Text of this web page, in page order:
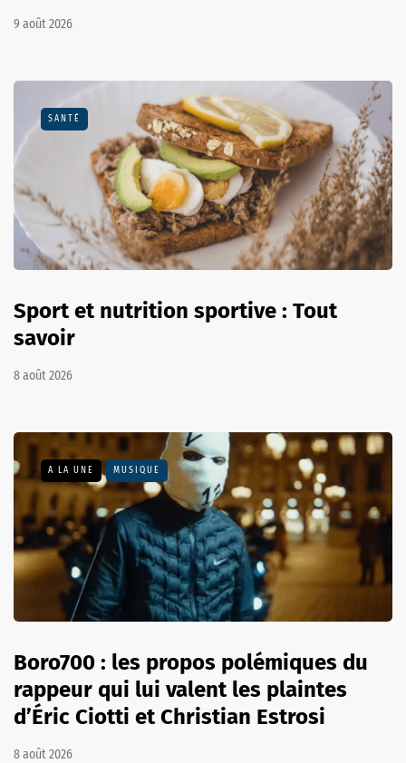
9 août 2026
SANTÉ
Sport et nutrition sportive : Tout
savoir
8 août 2026
A LA UNE MUSIQUE
Boro700 : les propos polémiques du
rappeur qui lui valent les plaintes
d’Éric Ciotti et Christian Estrosi
8 août 2026